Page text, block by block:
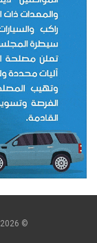
© 2026 - موقع البيضاء نت. All Rights Reserved.